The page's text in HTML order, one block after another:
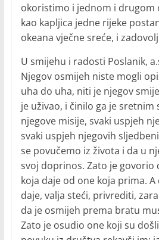
okoristimo i jednom i drugom
kao kapljica jedne rijeke
okeana vječne sreće, i
U smijehu i radosti Poslanik,
Njegov osmijeh niste mogli
uha do uha, niti je njegov
je uživao, i činilo ga je sretnim
njegove misije, svaki uspjeh
svaki uspjeh njegovih
se povučemo iz života i da u
svoj doprinos. Zato je govorio
koja daje od one koja prima.
daje, valja steći, privrediti,
da je osmijeh prema bratu
Zato je osudio one koji su